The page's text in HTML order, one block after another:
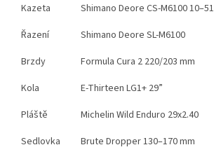
Kazeta
Shimano Deore CS-M6100 10–51
Řazení
Shimano Deore SL-M6100
Brzdy
Formula Cura 2 220/203 mm
Kola
E-Thirteen LG1+ 29”
Pláště
Michelin Wild Enduro 29x2.40
Sedlovka
Brute Dropper 130–170 mm